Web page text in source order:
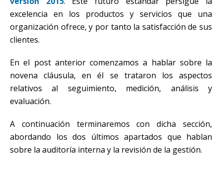
excelencia en los productos y servicios que una
organización ofrece, y por tanto la satisfacción de sus
clientes.
En el post anterior comenzamos a hablar sobre la
novena cláusula, en él se trataron los aspectos
relativos al seguimiento, medición, análisis y
evaluación.
A continuación terminaremos con dicha sección,
abordando los dos últimos apartados que hablan
sobre la auditoría interna y la revisión de la gestión.